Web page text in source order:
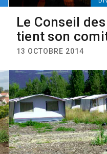
Le Conseil
tient son
13 OCTOBRE 2014